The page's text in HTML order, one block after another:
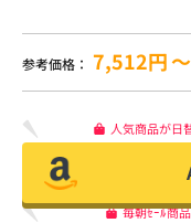
参考価格： 7,512円〜
人気商品が日
毎朝ｾｰﾙ商